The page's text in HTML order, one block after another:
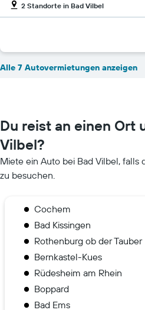
2 Standorte in Bad Vilbel
Alle 7 Autovermietungen anzeigen
Du reist an einen Ort
Vilbel?
Miete ein Auto bei Bad Vilbel, falls
zu besuchen.
Cochem
Bad Kissingen
Rothenburg ob der Tauber
Bernkastel-Kues
Rüdesheim am Rhein
Boppard
Bad Ems